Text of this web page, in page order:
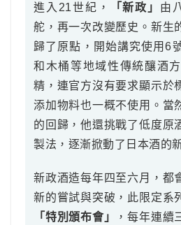
進入21世紀， 「新政」 由
舵，再一次改變歷史。新生
歸了原點，開始講究使用6
和木桶等地域性傳統釀酒
精，連官方沒有要求顯示於
添加物料也一概不使用。當
的回歸，他還挑戰了低度原
製法，逐漸掀動了日本酒的
新政酒造每年四至六月，都
新的嘗試與突破，此限定系
「特別頒布會」
，每年連續